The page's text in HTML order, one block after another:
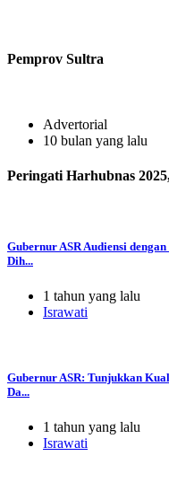
Pemprov Sultra
Advertorial
10 bulan yang lalu
Peringati Harhubnas
Gubernur ASR Audiensi
Dih...
1 tahun yang lalu
Israwati
Gubernur ASR: Tunjukkan
Da...
1 tahun yang lalu
Israwati